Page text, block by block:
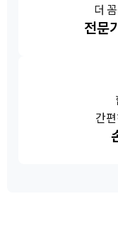
더
전문
간